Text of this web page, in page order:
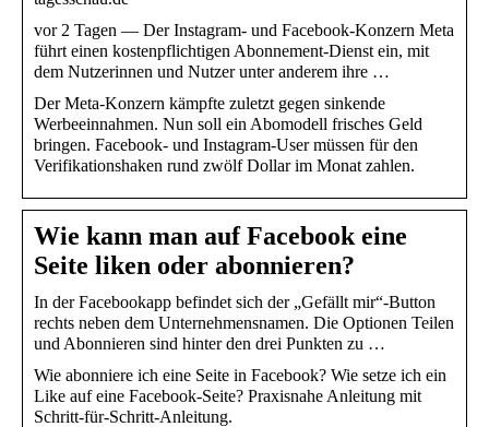
vor 2 Tagen — Der Instagram- und Facebook-Konzern Meta
führt einen kostenpflichtigen Abonnement-Dienst ein, mit
dem Nutzerinnen und Nutzer unter anderem ihre …
Der Meta-Konzern kämpfte zuletzt gegen sinkende
Werbeeinnahmen. Nun soll ein Abomodell frisches Geld
bringen. Facebook- und Instagram-User müssen für den
Verifikationshaken rund zwölf Dollar im Monat zahlen.
Wie kann man auf Facebook eine
Seite liken oder abonnieren?
In der Facebookapp befindet sich der „Gefällt mir“-Button
rechts neben dem Unternehmensnamen. Die Optionen Teilen
und Abonnieren sind hinter den drei Punkten zu …
Wie abonniere ich eine Seite in Facebook? Wie setze ich ein
Like auf eine Facebook-Seite? Praxisnahe Anleitung mit
Schritt-für-Schritt-Anleitung.